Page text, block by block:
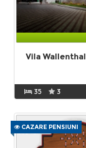
Vila Wallenthal
35 3
CAZARE PENSIUNI